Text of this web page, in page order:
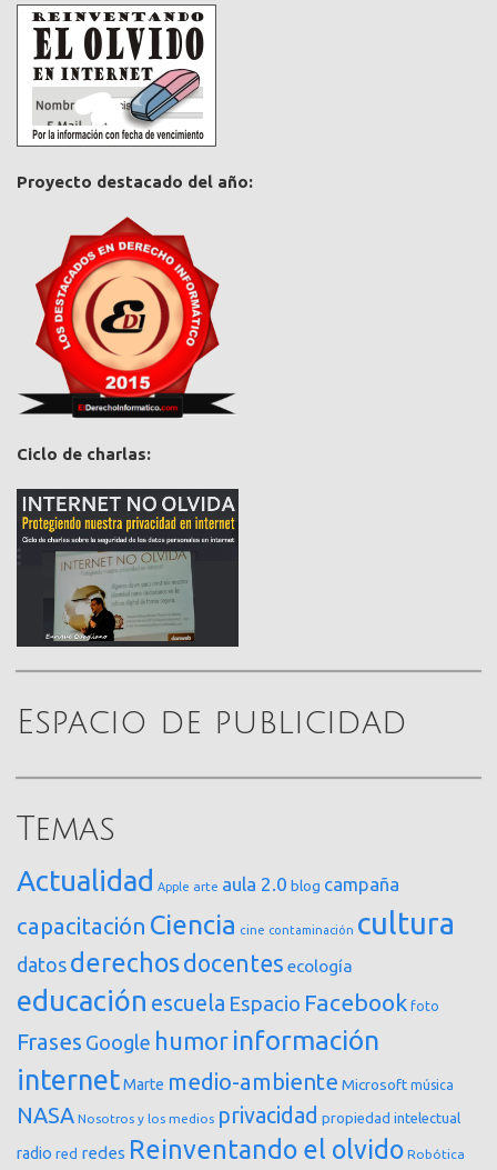
Proyecto destacado del año:
Ciclo de charlas:
Espacio de publicidad
Temas
Actualidad Apple arte aula 2.0 blog campaña
capacitación Ciencia cine contaminación cultura
datos derechosdocentes ecología
educación escuela Espacio Facebook foto
Frases Google humor información
internetMarte medio-ambiente Microsoft música
NASA Nosotros y los medios privacidad propiedad intelectual
radio red redes Reinventando el olvido Robótica